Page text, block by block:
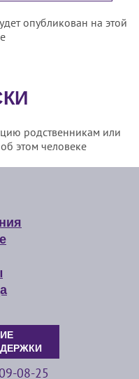
опубликован на этой
родственникам или
этом человеке
08-25